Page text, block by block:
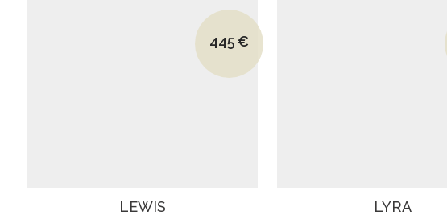
Le prix initial était : 630€.
445€
Le prix actuel est : 445€.
LEWIS LYRA